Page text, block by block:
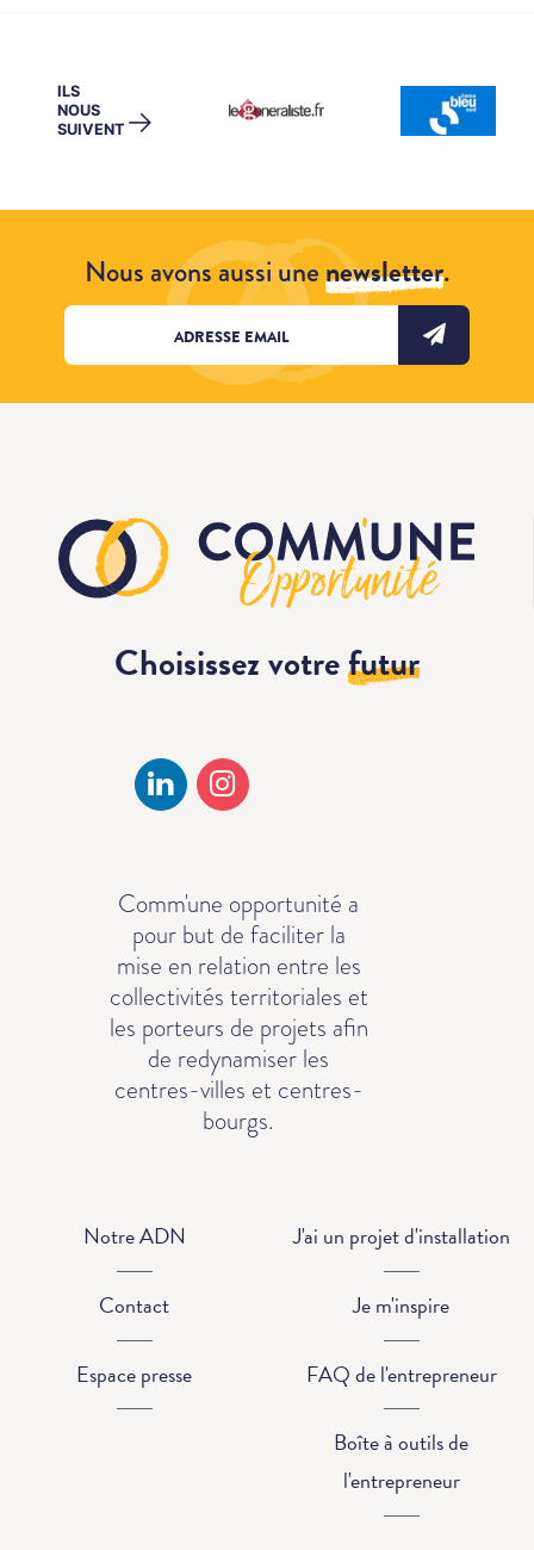
ILS
NOUS
SUIVENT →
Nous avons aussi unenewsletter.
Choisissez votrefutur
Comm'une opportunité a
pour but de faciliter la
mise en relation entre les
collectivités territoriales et
les porteurs de projets afin
de redynamiser les
centres-villes et centres-
bourgs.
Notre ADN
Contact
Espace presse
J'ai un projet d'installation
Je m'inspire
FAQ de l'entrepreneur
Boîte à outils de
l'entrepreneur